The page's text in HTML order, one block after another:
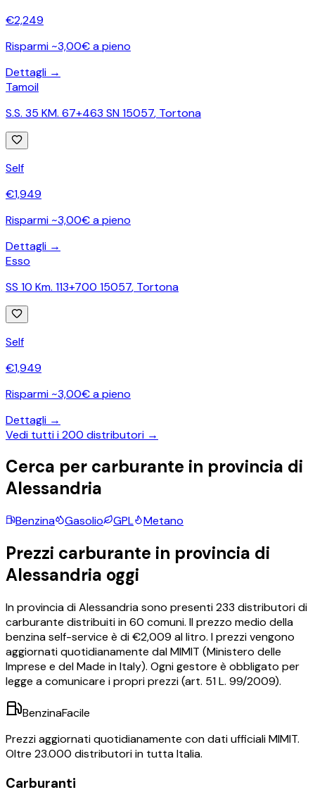
€2,249
Risparmi ~3,00€ a pieno
Dettagli →
Tamoil
S.S. 35 KM. 67+463 SN 15057, Tortona
Self
€1,949
Risparmi ~3,00€ a pieno
Dettagli →
Esso
SS 10 Km. 113+700 15057, Tortona
Self
€1,949
Risparmi ~3,00€ a pieno
Dettagli →
Vedi tutti i200 distributori →
Cerca per carburante in provincia di
Alessandria
Benzina Gasolio GPL Metano
Prezzi carburante in provincia di
Alessandria oggi
In provincia diAlessandriasono presenti233 distributori di
carburante distribuiti in60 comuni. Il prezzo medio della
benzina self-service è di €2,009 al litro. I prezzi vengono
aggiornati quotidianamente dal MIMIT (Ministero delle
Imprese e del Made in Italy). Ogni gestore è obbligato per
legge a comunicare i propri prezzi (art. 51 L. 99/2009).
BenzinaFacile
Prezzi aggiornati quotidianamente con dati ufficiali MIMIT.
Oltre 23.000 distributori in tutta Italia.
Carburanti